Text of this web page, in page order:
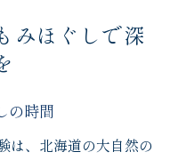
みほぐしで深
の時間
は、北海道の大自然の